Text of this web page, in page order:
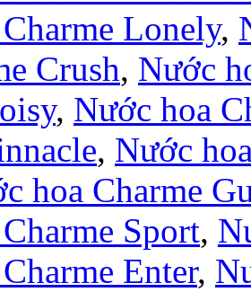
Lonely,
Crush, Nước
, Nước hoa
, Nước
hoa Charme
Sport,
Enter,